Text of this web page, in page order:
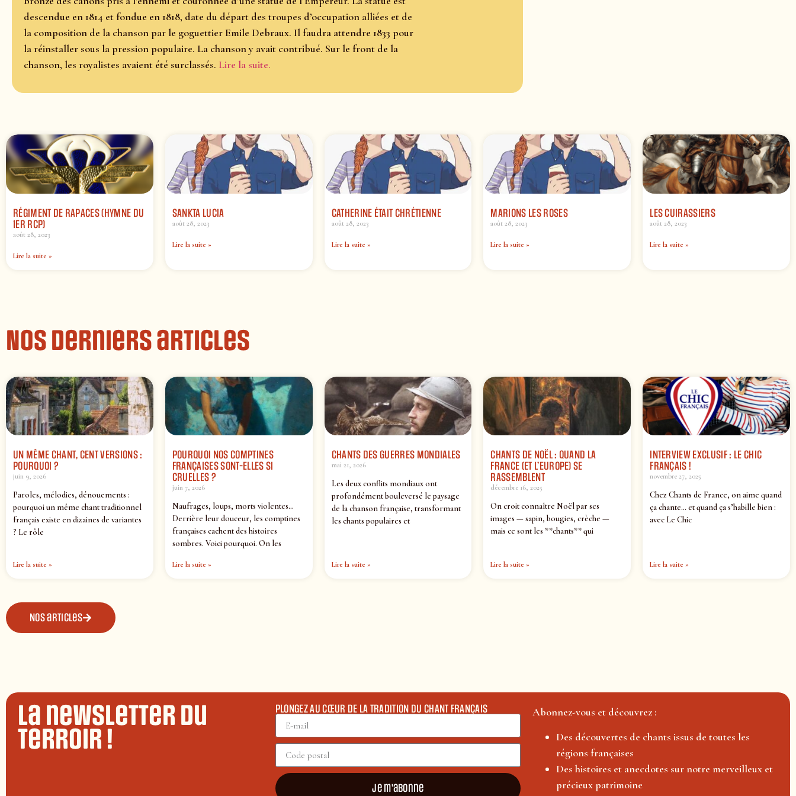
descendue en 1814 et fondue en 1818, date du départ des troupes d’occupation alliées et de
la composition de la chanson par le goguettier Emile Debraux. Il faudra attendre 1833 pour
la réinstaller sous la pression populaire. La chanson y avait contribué. Sur le front de la
chanson, les royalistes avaient été surclassés. Lire la suite.
RÉGIMENT DE RAPACES (HYMNE DU
1ER RCP)
août 28, 2023
Lire la suite »
SANKTA LUCIA
août 28, 2023
Lire la suite »
CATHERINE ÉTAIT CHRÉTIENNE
août 28, 2023
Lire la suite »
MARIONS LES ROSES
août 28, 2023
Lire la suite »
LES CUIRASSIERS
août 28, 2023
Lire la suite »
Nos derniers articles
UN MÊME CHANT, CENT VERSIONS :
POURQUOI ?
juin 9, 2026
Paroles, mélodies, dénouements :
pourquoi un même chant traditionnel
français existe en dizaines de variantes
? Le rôle
Lire la suite »
POURQUOI NOS COMPTINES
FRANÇAISES SONT-ELLES SI
CRUELLES ?
juin 7, 2026
Naufrages, loups, morts violentes…
Derrière leur douceur, les comptines
françaises cachent des histoires
sombres. Voici pourquoi. On les
Lire la suite »
CHANTS DES GUERRES MONDIALES
mai 21, 2026
Les deux conflits mondiaux ont
profondément bouleversé le paysage
de la chanson française, transformant
les chants populaires et
Lire la suite »
CHANTS DE NOËL : QUAND LA
FRANCE (ET L’EUROPE) SE
RASSEMBLENT
décembre 16, 2025
On croit connaître Noël par ses
images — sapin, bougies, crèche —
mais ce sont les **chants** qui
Lire la suite »
INTERVIEW EXCLUSIF : LE CHIC
FRANÇAIS !
novembre 27, 2025
Chez Chants de France, on aime quand
ça chante… et quand ça s’habille bien :
avec Le Chic
Lire la suite »
Nos articles
La newsletter du
terroir !
PLONGEZ AU CŒUR DE LA TRADITION DU CHANT FRANÇAIS
Je m'abonne
Abonnez-vous et découvrez :
Des découvertes de chants issus de toutes les
régions françaises
Des histoires et anecdotes sur notre merveilleux et
précieux patrimoine